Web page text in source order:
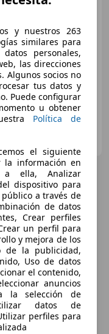
y nuestros 263
similares para
personales,
las direcciones
Algunos socios no
tus datos y
Puede configurar
u obtener
Política de
el siguiente
la información en
a ella, Analizar
dispositivo para
a través de
de datos
Crear perfiles
un perfil para
y mejora de los
de la publicidad,
Uso de datos
el contenido,
anuncios
la selección de
datos de
perfiles para